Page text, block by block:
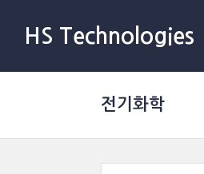
HS Technologies
전기화학